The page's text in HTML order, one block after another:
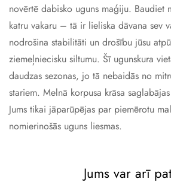
novērtē dabisko uguns maģiju. Baudiet
katru vakaru – tā ir lieliska dāvana sev
nodrošina stabilitāti un drošību jūsu
ziemeļniecisku siltumu. Šī ugunskura
daudzas sezonas, jo tā nebaidās no
stariem. Melnā korpusa krāsa
Jums tikai jāparūpējas par piemērotu
nomierinošās uguns liesmas.
Jums var arī